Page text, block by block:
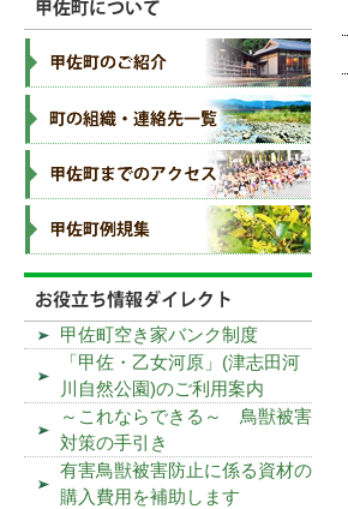
甲佐町空き家バンク制度
「甲佐・乙女河原」(津志田河
川自然公園)のご利用案内
～これならできる～ 鳥獣被害
対策の手引き
有害鳥獣被害防止に係る資材の
購入費用を補助します